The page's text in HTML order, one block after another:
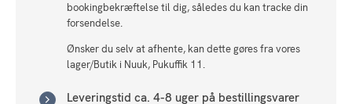
bookingbekræftelse til dig, således du kan tracke din
forsendelse.
Ønsker du selv at afhente, kan dette gøres fra vores
lager/Butik i Nuuk, Pukuffik 11.
Leveringstid ca. 4-8 uger på bestillingsvarer